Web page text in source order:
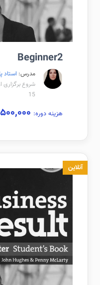
Beginner2
مدرس: استاد
شروع برگزاری از: ۰۴ خرداد
15
هزینه دوره:
آنلاین